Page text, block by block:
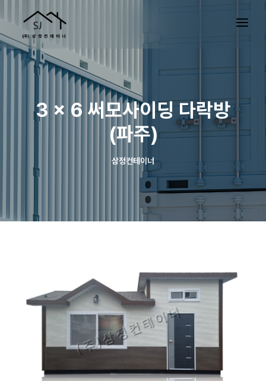
3 x 6 써모사이딩 다락방
(파주)
삼정컨테이너